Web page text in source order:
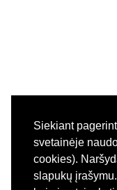
Siekiant
svetainėje
cookies).
slapukų
----
---- Viešieji
----
----